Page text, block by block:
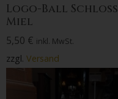
Logo-Ball Schloss
Miel
5,50 € inkl. MwSt.
zzgl. Versand